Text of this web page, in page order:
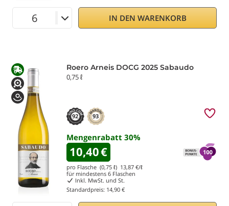
IN DEN WARENKORB
Roero Arneis DOCG 2025 Sabaudo
0,75 ℓ
92 93
Mengenrabatt 30%
10,40€
pro Flasche (0,75 ℓ) 13,87 €/ℓ
für mindestens 6 Flaschen
Inkl. MwSt. und St.
Standardpreis: 14,90 €